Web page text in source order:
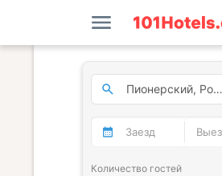
Количество гостей